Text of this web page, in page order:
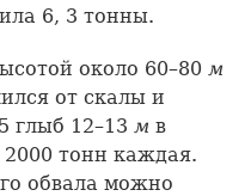
6, 3 тонны.
около 60–80 м
от скалы и
глыб 12–13 м в
тонн каждая.
обвала можно